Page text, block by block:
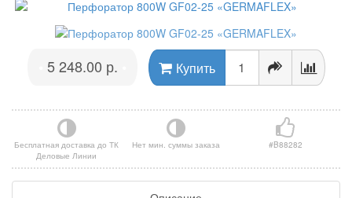
5 248.00 р. Купить
Бесплатная доставка до ТК
Деловые Линии
Нет мин. суммы заказа #B88282